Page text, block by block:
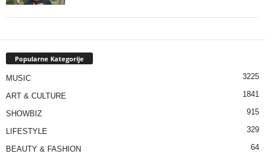
Popularne Kategorije
MUSIC 3225
ART & CULTURE 1841
SHOWBIZ 915
LIFESTYLE 329
BEAUTY & FASHION 64